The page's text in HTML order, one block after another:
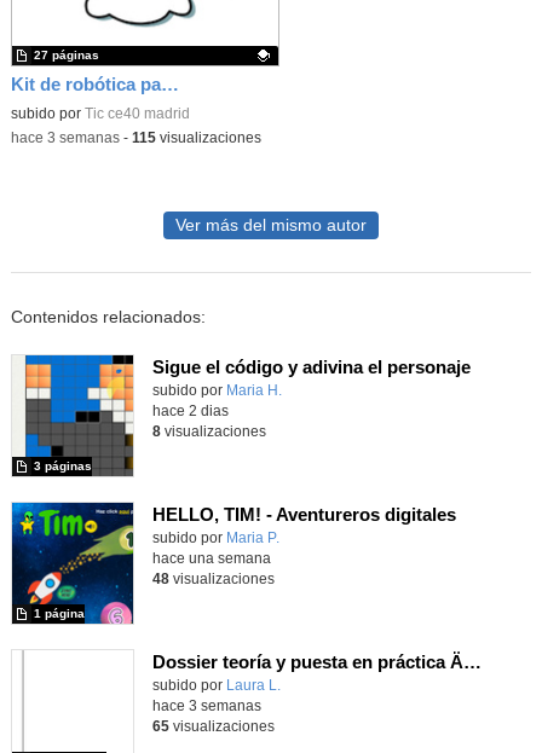
Kit de robótica para Micro:Bit
Contenido educativo.
subido por Tic ce40 madrid
27 páginas
-hace 3 semanas- 115visualizaciones
Ver más del mismo autor
Contenidos relacionados:
Sigue el código y adivina el personaje
Contenido educativo.
subido por Maria H.
3 páginas
hace 2 dias
8visualizaciones
HELLO, TIM! - Aventureros digitales
Contenido educativo.
subido por Maria P.
1 página
hace una semana
48visualizaciones
Dossier teoría y puesta en práctica Äprendizaje Basado en Juegos en Educación Infantil y Primaria
Contenido educativo.
subido por Laura L.
hace 3 semanas
65visualizaciones